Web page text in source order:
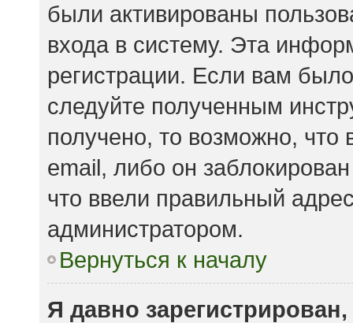
были активированы
входа в систему. Эта
регистрации. Если вам
следуйте полученным
получено, то возможно,
email, либо он
что ввели правильный
администратором.
Вернуться к началу
Я давно